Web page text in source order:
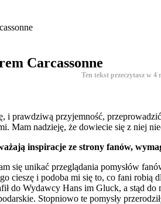
Carcassonne
Ten tekst przeczytasz w 4
i prawdziwą przyjemność,
Mam nadzieję, że dowiecie się z niej
inspiracje ze strony fanów,
się unikać przeglądania pomysłów
i podoba mi się to, co fani robią
do Wydawcy Hans im Gluck, a stąd
Stopniowo te pomysły